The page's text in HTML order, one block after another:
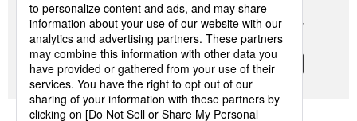
Panasonicの住まい・くらし SNSアカウント